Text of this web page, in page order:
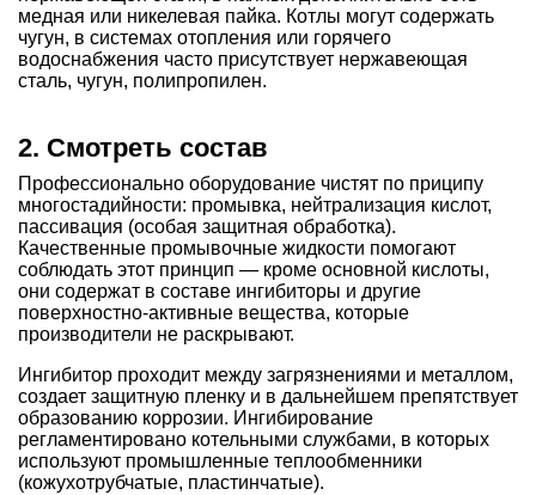
медная или никелевая пайка. Котлы могут содержать
чугун, в системах отопления или горячего
водоснабжения часто присутствует нержавеющая
сталь, чугун, полипропилен.
2. Смотреть состав
Профессионально оборудование чистят по приципу
многостадийности: промывка, нейтрализация кислот,
пассивация (особая защитная обработка).
Качественные промывочные жидкости помогают
соблюдать этот принцип — кроме основной кислоты,
они содержат в составе ингибиторы и другие
поверхностно-активные вещества, которые
производители не раскрывают.
Ингибитор проходит между загрязнениями и металлом,
создает защитную пленку и в дальнейшем препятствует
образованию коррозии. Ингибирование
регламентировано котельными службами, в которых
используют промышленные теплообменники
(кожухотрубчатые, пластинчатые).